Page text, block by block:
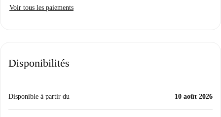
Voir tous les paiements
Disponibilités
Disponible à partir du 10 août 2026